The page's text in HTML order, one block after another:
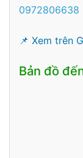
0972806638
📌 Xem trên
Bản đồ